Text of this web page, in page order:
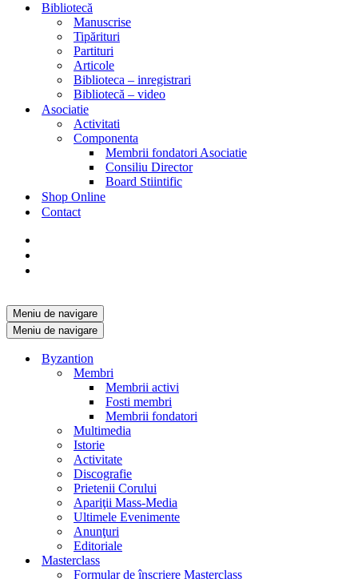
Bibliotecă
Manuscrise
Tipărituri
Partituri
Articole
Biblioteca – inregistrari
Bibliotecă – video
Asociatie
Activitati
Componenta
Membrii fondatori Asociatie
Consiliu Director
Board Stiintific
Shop Online
Contact
Meniu de navigare
Meniu de navigare
Byzantion
Membri
Membrii activi
Fosti membri
Membrii fondatori
Multimedia
Istorie
Activitate
Discografie
Prietenii Corului
Apariţii Mass-Media
Ultimele Evenimente
Anunţuri
Editoriale
Masterclass
Formular de înscriere Masterclass